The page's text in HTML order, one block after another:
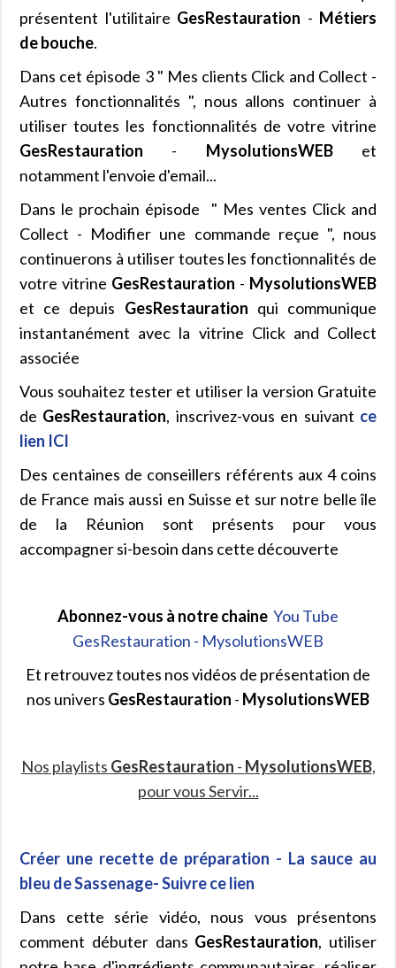
présentent l'utilitaire GesRestauration - Métiers
de bouche.
Dans cet épisode 3 " Mes clients Click and Collect -
Autres fonctionnalités ", nous allons continuer à
utiliser toutes les fonctionnalités de votre vitrine
GesRestauration - MysolutionsWEBet
notamment l'envoie d'email...
Dans le prochain épisode " Mes ventes Click and
Collect - Modifier une commande reçue ", nous
continuerons à utiliser toutes les fonctionnalités de
votre vitrine GesRestauration - MysolutionsWEB
et ce depuis GesRestauration qui communique
instantanément avec la vitrine Click and Collect
associée
Vous souhaitez tester et utiliser la version Gratuite
de GesRestauration, inscrivez-vous en suivant ce
lien ICI
Des centaines de conseillers référents aux 4 coins
de France mais aussi en Suisse et sur notre belle île
de la Réunion sont présents pour vous
accompagner si-besoin dans cette découverte
Abonnez-vous à notre chaine You Tube
GesRestauration - MysolutionsWEB
Et retrouvez toutes nos vidéos de présentation de
nos univers GesRestauration - MysolutionsWEB
Nos playlists GesRestauration - MysolutionsWEB,
pour vous Servir...
Créer une recette de préparation - La sauce au
bleu de Sassenage- Suivre ce lien
Dans cette série vidéo, nous vous présentons
comment débuter dans GesRestauration, utiliser